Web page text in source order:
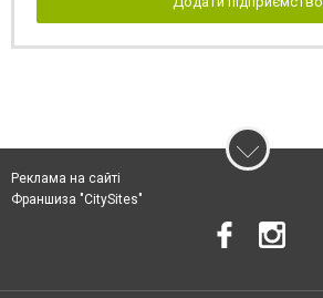
Реклама на сайті
Франшиза "CitySites"